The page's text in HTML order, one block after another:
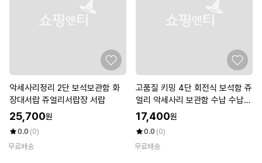
악세사리정리 2단 보석보관함 화
장대서랍 쥬얼리서랍장 서랍
25,700원
0.0 (0)
무료배송
고품질 키밍 4단 회전식 보석함 쥬
얼리 악세사리 보관함 수납 수납박
스 (W6D4B33)
17,400원
0.0 (0)
무료배송